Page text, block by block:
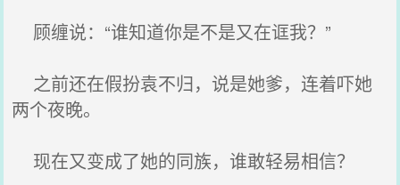
顾缠说：“谁知道你是不是又在诓我？”
之前还在假扮袁不归，说是她爹，连着吓她
两个夜晚。
现在又变成了她的同族，谁敢轻易相信？